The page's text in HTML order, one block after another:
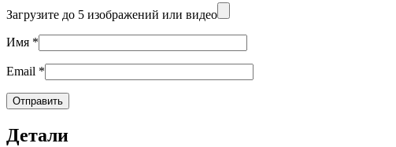
Загрузите до 5 изображений или видео
Имя *
Email *
Детали